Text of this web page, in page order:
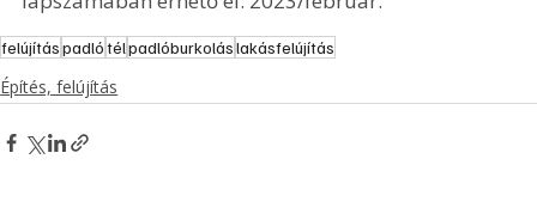
felújításpadlótélpadlóburkoláslakásfelújítás
Építés, felújítás